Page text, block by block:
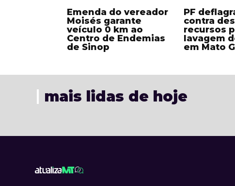
Emenda do vereador
Moisés garante
veículo 0 km ao
Centro de Endemias
de Sinop
PF
contra
recursos
lavagem
em Mato
mais lidas de hoje